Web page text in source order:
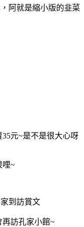
阿就是縮小版的韭菜
元~是不是很大心呀
哩~
到訪賞文
訪孔家小館~